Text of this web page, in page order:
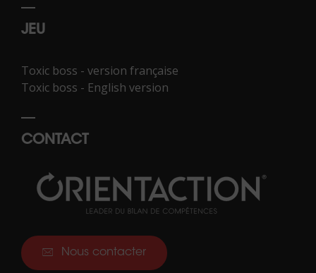
JEU
Toxic boss - version française
Toxic boss - English version
CONTACT
Nous contacter